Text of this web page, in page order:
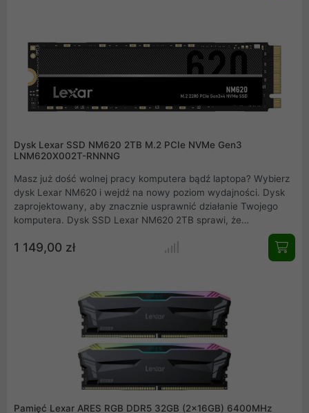
Dysk Lexar SSD NM620 2TB M.2 PCIe NVMe Gen3
LNM620X002T-RNNNG
Masz już dość wolnej pracy komputera bądź laptopa? Wybierz
dysk Lexar NM620 i wejdź na nowy poziom wydajności. Dysk
zaprojektowany, aby znacznie usprawnić działanie Twojego
komputera. Dysk SSD Lexar NM620 2TB sprawi, że
uruchamianie systemu i aplikacji będzie błyskawiczne. Interfejs
M.2 PCIe Gen3x4 NVMe 1.4 oraz wbudowana kość pamięci 3D
NAND gwarantują bardzo szybkie prędkości odczytu i zapisu
wydajność pracy jest większa i pozbawiona spowolnień.
Idealny wybór jeżeli szukasz mniejszego, ultra szybkiego dysku
SSD na system operacyjny oraz oprogramowanie z którego
korzystasz na co dzień.
1 149,00 zł
Pamięć Lexar ARES RGB DDR5 32GB (2x16GB) 6400MHz